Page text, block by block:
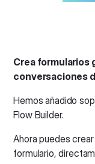
Crea formularios
conversaciones
Hemos añadido
Flow Builder.
Ahora puedes
formulario,